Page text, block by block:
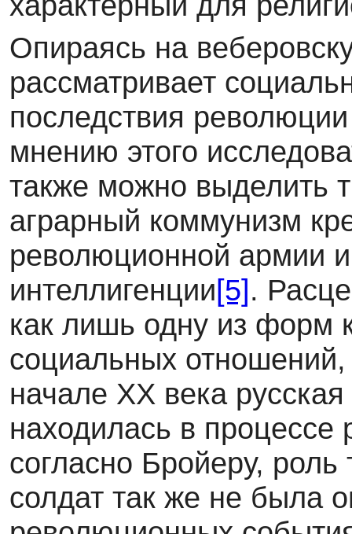
Опираясь на
рассматривает
последствия
мнению этого
также можно выделить
аграрный коммунизм
революционной армии
интеллигенции[5].
как лишь одну из форм
социальных
начале ХХ века
находилась в процессе
согласно Бройеру,
солдат так же не была